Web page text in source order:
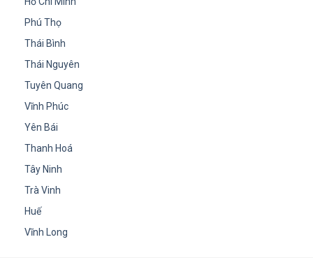
Phú Thọ
Thái Bình
Thái Nguyên
Tuyên Quang
Vĩnh Phúc
Yên Bái
Thanh Hoá
Tây Ninh
Trà Vinh
Huế
Vĩnh Long